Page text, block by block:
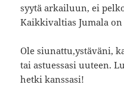
syytä arkailuun, ei
Kaikkivaltias Jumala on
Ole siunattu,ystäväni,
tai astuessasi uuteen.
hetki kanssasi!